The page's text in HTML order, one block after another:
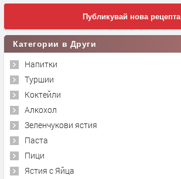
Публикувай нова рецепта
Категории в Други
Напитки
Туршии
Коктейли
Алкохол
Зеленчукови ястия
Паста
Пици
Ястия с Яйца